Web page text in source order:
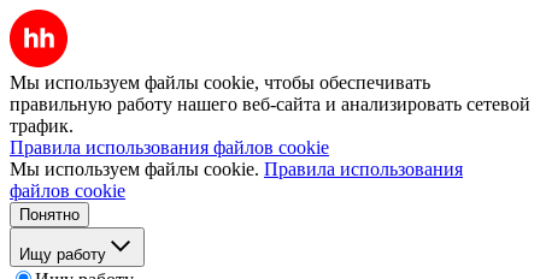
Мы используем файлы cookie, чтобы обеспечивать
правильную работу нашего веб-сайта и анализировать сетевой
трафик.
Правила использования файлов cookie
Мы используем файлы cookie. Правила использования
файлов cookie
Понятно
Ищу работу